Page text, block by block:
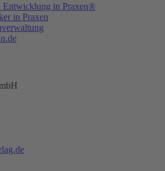
Entwicklung in Praxen®
in Praxen